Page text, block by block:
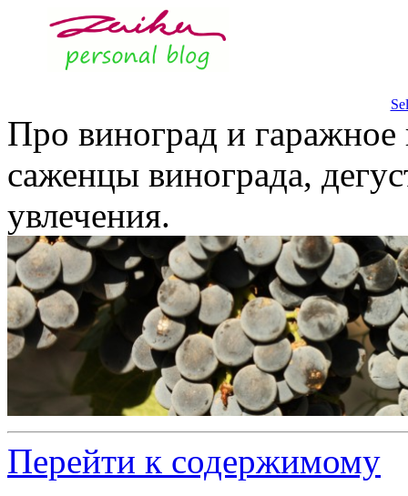
Про виноград и
саженцы винограда,
увлечения.
Перейти к содержимому